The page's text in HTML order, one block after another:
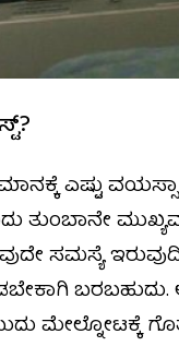
ಎಷ್ಟು
ತುಂಬಾನೇ
ಸಮಸ್ಯೆ
ಮೇಲ್ನೋಟಕ್ಕೆ